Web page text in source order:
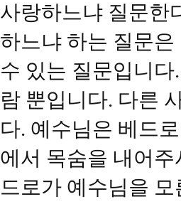
사랑하느냐 질문한
하느냐 하는 질문
수 있는 질문입니
람 뿐입니다. 다른
다. 예수님은 베드
에서 목숨을 내어
드로가 예수님을